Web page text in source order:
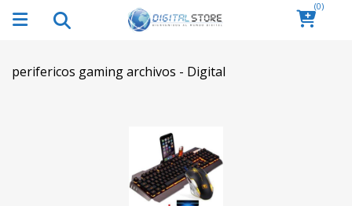
(0)
perifericos gaming archivos - Digital